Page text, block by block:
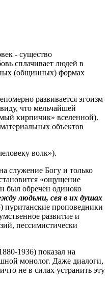
- существо
сплачивает людей в
(общинных) формах
развивается эгоизм
что мельчайшей
кирпичик» вселенной).
объектов
волк»).
служение Богу и только
«ощущение
был обречен одиноко
людьми, сея в их душах
) пуританские проповедники
развитие и
пессимистически
1936) показал на
монолог. Даже диалоги,
не в силах устранить эту